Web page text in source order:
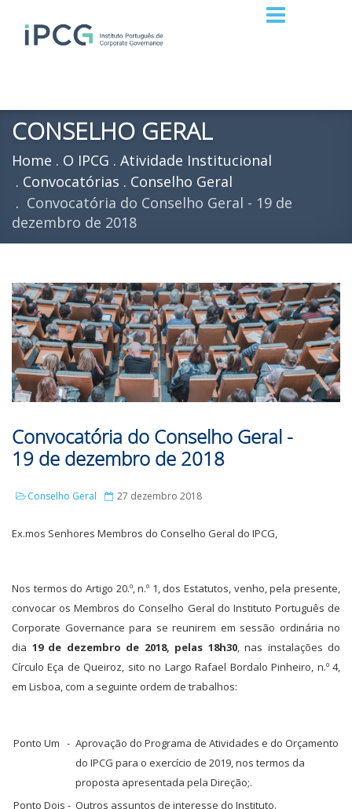
CONSELHO GERAL
Home O IPCG
Atividade Institucional
Convocatórias
Conselho Geral
Convocatória do Conselho Geral - 19 de
dezembro de 2018
Convocatória do Conselho Geral -
19 de dezembro de 2018
Conselho Geral 27 dezembro 2018
Ex.mos Senhores Membros do Conselho Geral do IPCG,
Nos termos do Artigo 20.º, n.º 1, dos Estatutos, venho, pela presente,
convocar os Membros do Conselho Geral do Instituto Português de
Corporate Governance para se reunirem em sessão ordinária no
dia 19 de dezembro de 2018, pelas 18h30, nas instalações do
Círculo Eça de Queiroz, sito no Largo Rafael Bordalo Pinheiro, n.º 4,
em Lisboa, com a seguinte ordem de trabalhos:
Ponto Um - Aprovação do Programa de Atividades e do Orçamento
do IPCG para o exercício de 2019, nos termos da
proposta apresentada pela Direção;.
Ponto Dois - Outros assuntos de interesse do Instituto.